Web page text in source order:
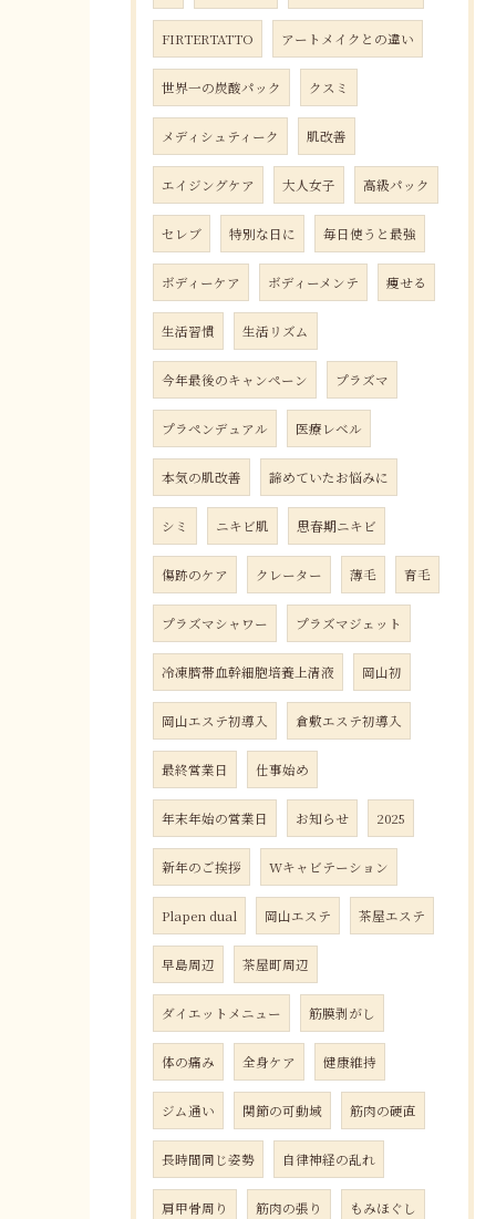
FIRTERTATTO アートメイクとの違い
世界一の炭酸パック クスミ
メディシュティーク 肌改善
エイジングケア 大人女子 高級パック
セレブ 特別な日に 毎日使うと最強
ボディーケア ボディーメンテ 痩せる
生活習慣 生活リズム
今年最後のキャンペーン プラズマ
プラペンデュアル 医療レベル
本気の肌改善 諦めていたお悩みに
シミ ニキビ肌 思春期ニキビ
傷跡のケア クレーター 薄毛 育毛
プラズマシャワー プラズマジェット
冷凍臍帯血幹細胞培養上清液 岡山初
岡山エステ初導入 倉敷エステ初導入
最終営業日 仕事始め
年末年始の営業日 お知らせ 2025
新年のご挨拶 Wキャビテーション
Plapen dual 岡山エステ 茶屋エステ
早島周辺 茶屋町周辺
ダイエットメニュー 筋膜剥がし
体の痛み 全身ケア 健康維持
ジム通い 関節の可動域 筋肉の硬直
長時間同じ姿勢 自律神経の乱れ
肩甲骨周り 筋肉の張り もみほぐし